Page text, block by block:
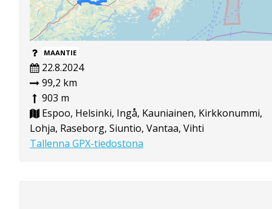
MAANTIE
22.8.2024
99,2 km
903 m
Espoo, Helsinki, Ingå, Kauniainen, Kirkkonummi,
Lohja, Raseborg, Siuntio, Vantaa, Vihti
Tallenna GPX-tiedostona